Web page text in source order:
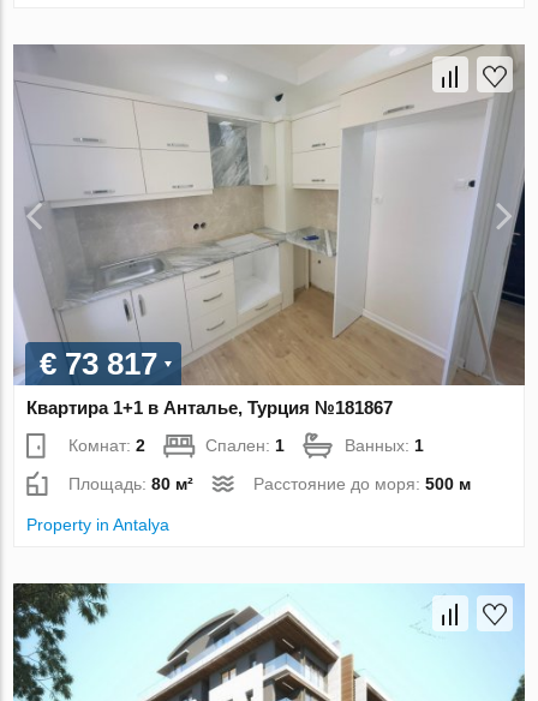
€ 73 817
Квартира 1+1 в Анталье, Турция №181867
Комнат:2 Спален: 1 Ванных: 1
Площадь:80 м² Расстояние до моря:500 м
Property in Antalya